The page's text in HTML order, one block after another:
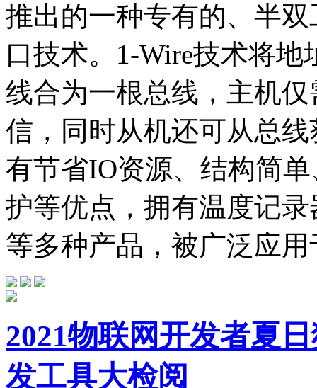
推出的一种专有的、半
口技术。1-Wire技术将
线合为一根总线，主机
信，同时从机还可从总
有节省IO资源、结构简
护等优点，拥有温度记
等多种产品，被广泛应
2021物联网开发者夏
发工具大检阅